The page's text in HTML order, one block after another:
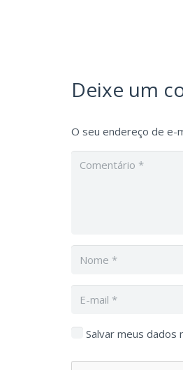
Deixe um
O seu endereço de e-
Salvar meus dados